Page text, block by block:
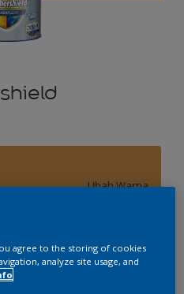
Ubah Warna
20 L
agree to the storing of cookies
analyze site usage, and